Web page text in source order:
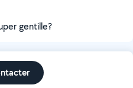
gentille?